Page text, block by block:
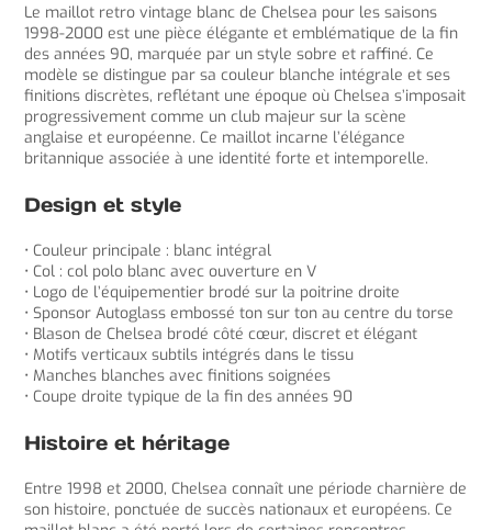
Le maillot retro vintage blanc de Chelsea pour les saisons
1998-2000 est une pièce élégante et emblématique de la fin
des années 90, marquée par un style sobre et raffiné. Ce
modèle se distingue par sa couleur blanche intégrale et ses
finitions discrètes, reflétant une époque où Chelsea s’imposait
progressivement comme un club majeur sur la scène
anglaise et européenne. Ce maillot incarne l’élégance
britannique associée à une identité forte et intemporelle.
Design et style
• Couleur principale : blanc intégral
• Col : col polo blanc avec ouverture en V
• Logo de l’équipementier brodé sur la poitrine droite
• Sponsor Autoglass embossé ton sur ton au centre du torse
• Blason de Chelsea brodé côté cœur, discret et élégant
• Motifs verticaux subtils intégrés dans le tissu
• Manches blanches avec finitions soignées
• Coupe droite typique de la fin des années 90
Histoire et héritage
Entre 1998 et 2000, Chelsea connaît une période charnière de
son histoire, ponctuée de succès nationaux et européens. Ce